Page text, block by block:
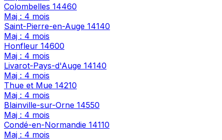
Colombelles 14460
Maj : 4 mois
Saint-Pierre-en-Auge 14140
Maj : 4 mois
Honfleur 14600
Maj : 4 mois
Livarot-Pays-d'Auge 14140
Maj : 4 mois
Thue et Mue 14210
Maj : 4 mois
Blainville-sur-Orne 14550
Maj : 4 mois
Condé-en-Normandie 14110
Maj : 4 mois